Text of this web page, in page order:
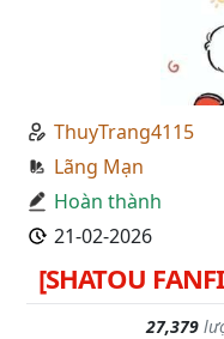
ThuyTrang4115
Lãng Mạn
Hoàn thành
21-02-2026
[SHATOU
27,379